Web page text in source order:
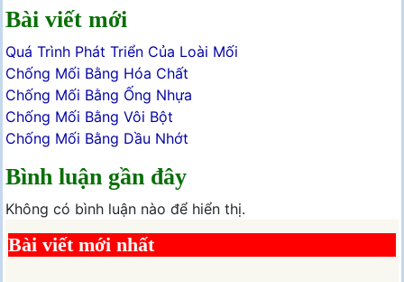
Bài viết mới
Quá Trình Phát Triển Của Loài Mối
Chống Mối Bằng Hóa Chất
Chống Mối Bằng Ống Nhựa
Chống Mối Bằng Vôi Bột
Chống Mối Bằng Dầu Nhớt
Bình luận gần đây
Không có bình luận nào để hiển thị.
Bài viết mới nhất